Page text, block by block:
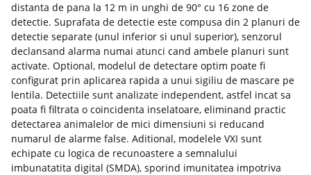
distanta de pana la 12 m in unghi de 90° cu 16 zone de
detectie. Suprafata de detectie este compusa din 2 planuri de
detectie separate (unul inferior si unul superior), senzorul
declansand alarma numai atunci cand ambele planuri sunt
activate. Optional, modelul de detectare optim poate fi
configurat prin aplicarea rapida a unui sigiliu de mascare pe
lentila. Detectiile sunt analizate independent, astfel incat sa
poata fi filtrata o coincidenta inselatoare, eliminand practic
detectarea animalelor de mici dimensiuni si reducand
numarul de alarme false. Aditional, modelele VXI sunt
echipate cu logica de recunoastere a semnalului
imbunatatita digital (SMDA), sporind imunitatea impotriva